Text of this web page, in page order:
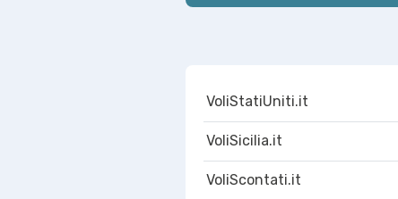
VoliStatiUniti.it
VoliSicilia.it
VoliScontati.it